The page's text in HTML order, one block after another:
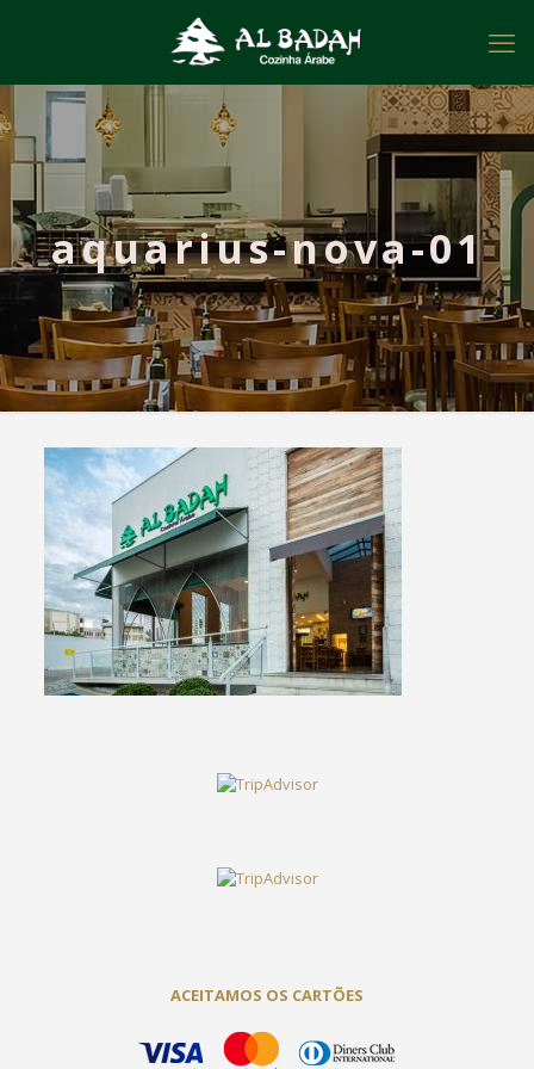
aquarius-nova-01
ACEITAMOS OS CARTÕES